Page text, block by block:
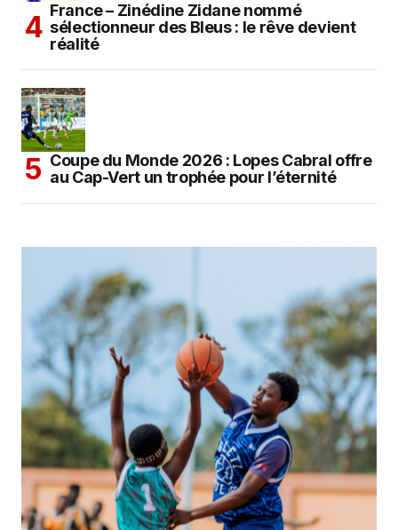
France – Zinédine Zidane nommé
sélectionneur des Bleus : le rêve devient
réalité
Coupe du Monde 2026 : Lopes Cabral offre
au Cap-Vert un trophée pour l’éternité